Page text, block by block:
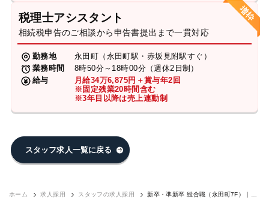
税理士アシスタント
相続税申告のご相談から申告書提出まで一貫対応
勤務地
永田町（永田町駅・赤坂見附駅すぐ）
業務時間
8時50分～18時00分（週休2日制）
給与
月給34万6,875円＋賞与年2回
※固定残業20時間含む
※3年目以降は売上連動制
スタッフ求人一覧に戻る
ホーム 求人採用 スタッフの求人採用
新卒・準新卒 総合職（永田町7F）｜求